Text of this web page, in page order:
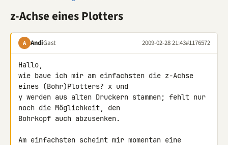
z-Achse eines Plotters
A AndiGast 2009-02-28 21:43#1176572
Hallo,
wie baue ich mir am einfachsten die z-Achse
eines (Bohr)Plotters? x und
y werden aus alten Druckern stammen; fehlt nur
noch die Möglichkeit, den
Bohrkopf auch abzusenken.
Am einfachsten scheint mir momentan eine